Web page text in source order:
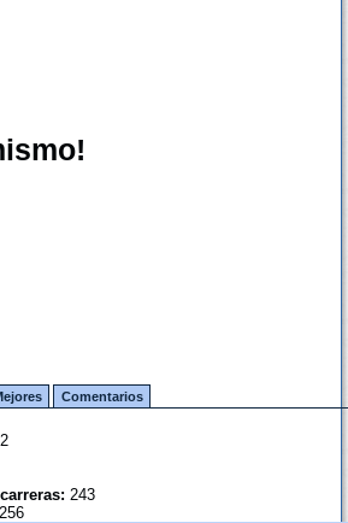
Comentarios
2
243
256